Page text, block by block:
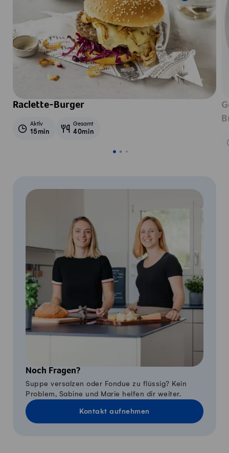
Raclette-Burger
Aktiv
15min
Gesamt
40min
Noch Fragen?
Suppe versalzen oder Fondue zu flüssig? Kein
Problem, Sabine und Marie helfen dir weiter.
Kontakt aufnehmen